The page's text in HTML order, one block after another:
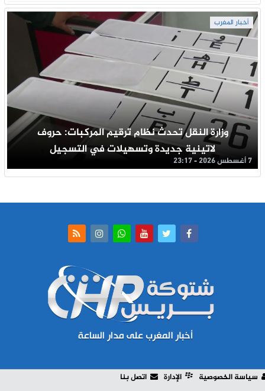
أخبار المغرب
وزارة النقل تحدث نظام ترقيم المركبات: حروف
لاتينية جديدة وتسهيلات في التسجيل
7 أغسطس 2026 - 23:17
سياسة الخصوصية الإدارة
اتصل بنا